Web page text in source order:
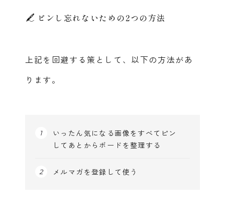
ピンし忘れないための2つの方法
上記を回避する策として、以下の方法があ
ります。
いったん気になる画像をすべてピン
してあとからボードを整理する
メルマガを登録して使う